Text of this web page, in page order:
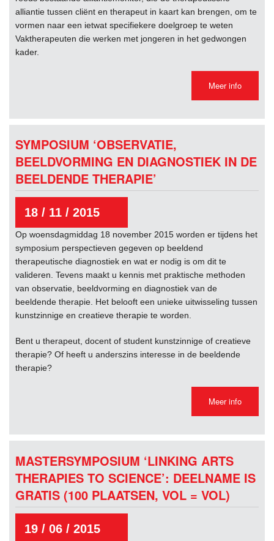
alliantie tussen cliënt en therapeut in kaart kan brengen, om te
vormen naar een ietwat specifiekere doelgroep te weten
Vaktherapeuten die werken met jongeren in het gedwongen
kader.
Meer info
SYMPOSIUM ‘OBSERVATIE,
BEELDVORMING EN DIAGNOSTIEK IN DE
BEELDENDE THERAPIE’
18 / 11 / 2015
Op woensdagmiddag 18 november 2015 worden er tijdens het
symposium perspectieven gegeven op beeldend
therapeutische diagnostiek en wat er nodig is om dit te
valideren. Tevens maakt u kennis met praktische methoden
van observatie, beeldvorming en diagnostiek van de
beeldende therapie. Het belooft een unieke uitwisseling tussen
kunstzinnige en creatieve therapie te worden.
Bent u therapeut, docent of student kunstzinnige of creatieve
therapie? Of heeft u anderszins interesse in de beeldende
therapie?
Meer info
MASTERSYMPOSIUM ‘LINKING ARTS
THERAPIES TO SCIENCE’: DEELNAME IS
GRATIS (100 PLAATSEN, VOL = VOL)
19 / 06 / 2015